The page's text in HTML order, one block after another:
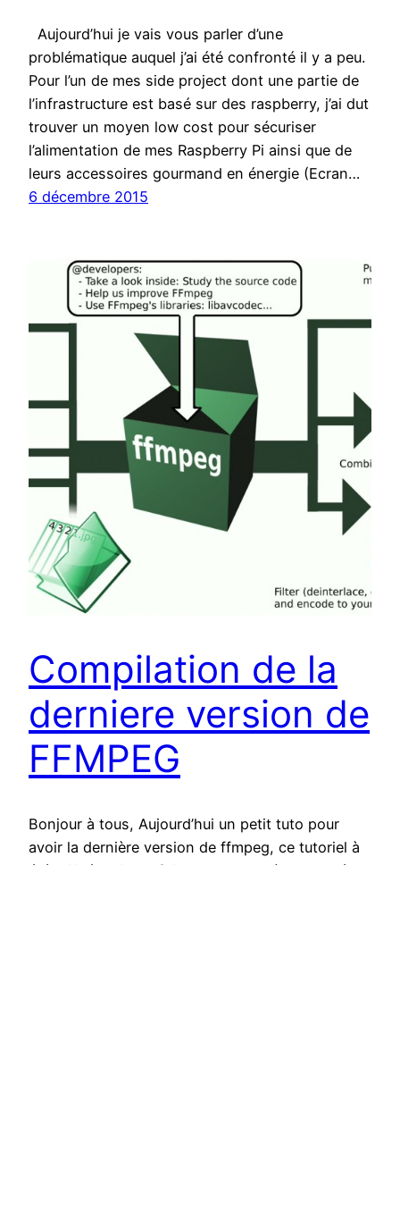
Aujourd’hui je vais vous parler d’une
problématique auquel j’ai été confronté il y a peu.
Pour l’un de mes side project dont une partie de
l’infrastructure est basé sur des raspberry, j’ai dut
trouver un moyen low cost pour sécuriser
l’alimentation de mes Raspberry Pi ainsi que de
leurs accessoires gourmand en énergie (Ecran…
6 décembre 2015
Compilation de la
derniere version de
FFMPEG
Bonjour à tous, Aujourd’hui un petit tuto pour
avoir la dernière version de ffmpeg, ce tutoriel à
été utilisé maintes fois sur des systèmes basé